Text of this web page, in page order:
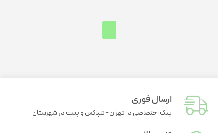
1
ارسال فوری
پیک اختصاصی در تهران - تیپاکس و پست در شهرستان